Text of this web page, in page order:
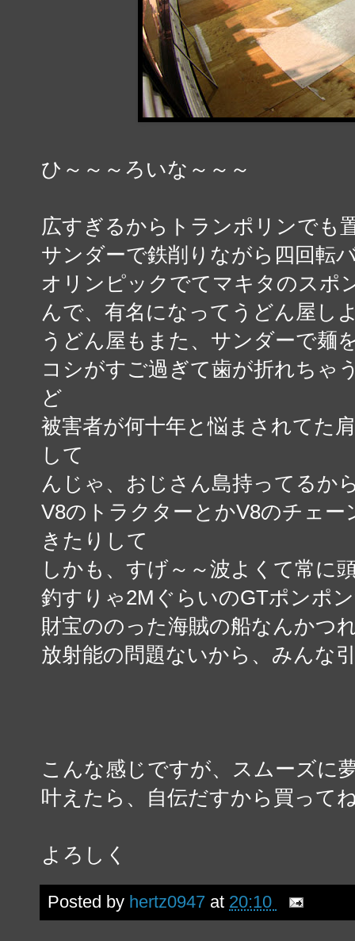
ひ～～～ろいな～～～
広すぎるからトランポリンでも
サンダーで鉄削りながら四回転
オリンピックでてマキタのスポ
んで、有名になってうどん屋し
うどん屋もまた、サンダーで麺
コシがすご過ぎて歯が折れちゃ
ど
被害者が何十年と悩まされてた
して
んじゃ、おじさん島持ってるか
V8のトラクターとかV8のチェ
きたりして
しかも、すげ～～波よくて常に
釣すりゃ2MぐらいのGTポンポ
財宝ののった海賊の船なんかつ
放射能の問題ないから、みんな
こんな感じですが、スムーズに
叶えたら、自伝だすから買って
よろしく
Posted by hertz0947 at 20:10